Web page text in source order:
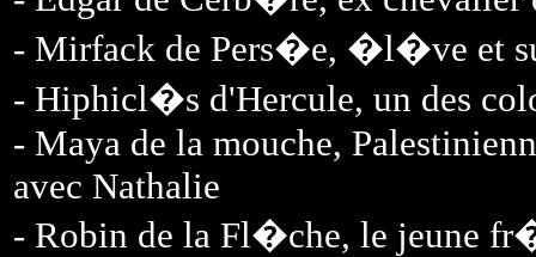
- Mirfack de Pers�e, �l�ve et
- Hiphicl�s d'Hercule, un des
- Maya de la mouche,
avec Nathalie
- Robin de la Fl�che, le jeune